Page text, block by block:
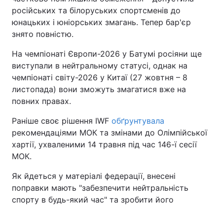
російських та білоруських спортсменів до
юнацьких і юніорських змагань. Тепер бар'єр
знято повністю.
На чемпіонаті Європи-2026 у Батумі росіяни ще
виступали в нейтральному статусі, однак на
чемпіонаті світу-2026 у Китаї (27 жовтня – 8
листопада) вони зможуть змагатися вже на
повних правах.
Раніше своє рішення IWF обґрунтувала
рекомендаціями МОК та змінами до Олімпійської
хартії, ухваленими 14 травня під час 146-ї сесії
МОК.
Як йдеться у матеріалі федерації, внесені
поправки мають "забезпечити нейтральність
спорту в будь-який час" та зробити його